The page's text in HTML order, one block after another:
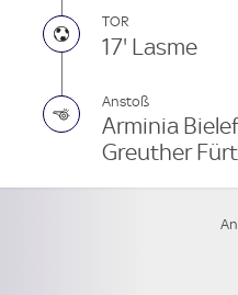
TOR
17' Lasme
Anstoß
Arminia
Greuther